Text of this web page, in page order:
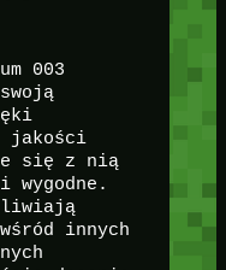
003
jakości
się z nią
innych